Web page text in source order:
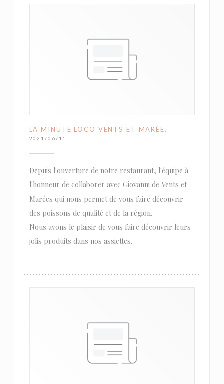
LA MINUTE LOCO VENTS ET MARÉE.
2021/06/11
Depuis l'ouverture de notre restaurant, l'équipe à
l'honneur de collaborer avec Giovanni de Vents et
Marées qui nous permet de vous faire découvrir
des poissons de qualité et de la région.
Nous avons le plaisir de vous faire découvrir leurs
jolis produits dans nos assiettes.